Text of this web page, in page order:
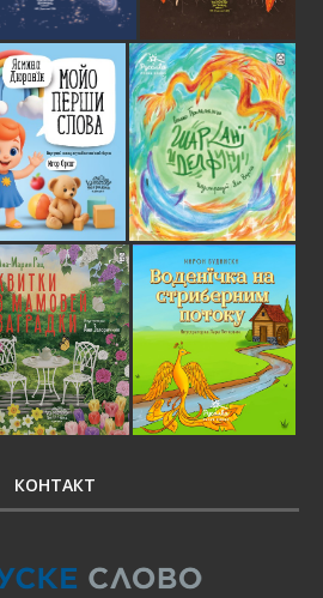
КОНТАКТ